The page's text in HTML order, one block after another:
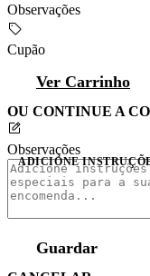
Observações
Cupão
Ver Carrinho
OU CONTINUE A
Observações
ADICIONE
Guardar